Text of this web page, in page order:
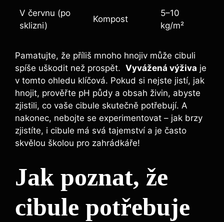
V červnu (po
sklizni)
Kompost
5–10
kg/m²
Pamatujte, že příliš mnoho ⁢hnojiv může cibuli
‌spíše uškodit než prospět. ‍ Vyvážená výživa je
v⁢ tomto ohledu ‌klíčová. Pokud si ⁤nejste jistí, jak
hnojit,‍ prověřte⁣ pH půdy a obsah ‌živin,‌ abyste
zjistili, co ‍vaše ⁢cibule skutečně⁢ potřebují. A
nakonec, nebojte se experimentovat –⁤ jak brzy
zjistíte, i cibule⁢ má svá tajemství⁢ a je často
‌skvělou školou pro zahrádkáře!
Jak⁢ poznat, že ​
cibule potřebuje